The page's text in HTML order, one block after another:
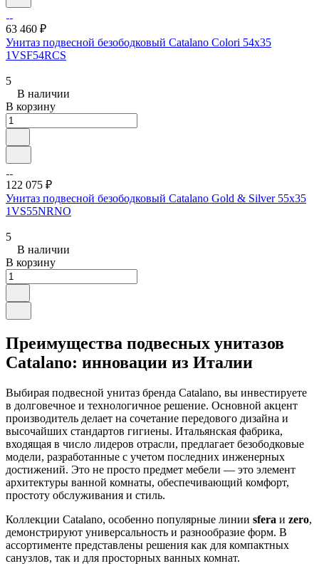
63 460 ₽
Унитаз подвесной безободковый Catalano Colori 54x35
1VSF54RCS
5
В наличии
В корзину
122 075 ₽
Унитаз подвесной безободковый Catalano Gold & Silver 55x35
1VS55NRNO
5
В наличии
В корзину
Преимущества подвесных унитазов
Catalano: инновации из Италии
Выбирая подвесной унитаз бренда Catalano, вы инвестируете
в долговечное и технологичное решение. Основной акцент
производитель делает на сочетание передового дизайна и
высочайших стандартов гигиены. Итальянская фабрика,
входящая в число лидеров отрасли, предлагает безободковые
модели, разработанные с учетом последних инженерных
достижений. Это не просто предмет мебели — это элемент
архитектуры ванной комнаты, обеспечивающий комфорт,
простоту обслуживания и стиль.
Коллекции Catalano, особенно популярные линии sfera и zero,
демонстрируют универсальность и разнообразие форм. В
ассортименте представлены решения как для компактных
санузлов, так и для просторных ванных комнат.